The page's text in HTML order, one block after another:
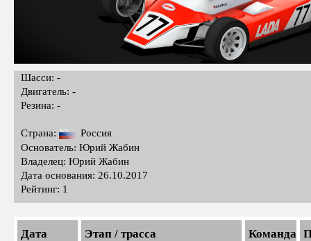
Шасси: -
Двигатель: -
Резина: -
Страна:
Россия
Основатель: Юрий Жабин
Владелец: Юрий Жабин
Дата основания: 26.10.2017
Рейтинг: 1
Дата Этап / трасса Команда